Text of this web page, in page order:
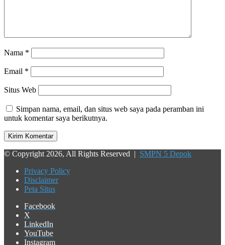
Nama *
Email *
Situs Web
Simpan nama, email, dan situs web saya pada peramban ini
untuk komentar saya berikutnya.
© Copyright 2026, All Rights Reserved | SMPN 5 Depok
Privacy Policy
Disclaimer
Peta Situs
Facebook
X
LinkedIn
YouTube
Instagram